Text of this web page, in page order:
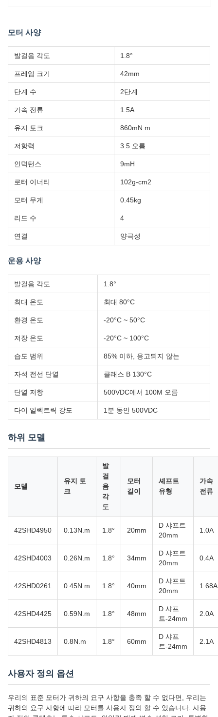
모터 사양
발걸음 각도 1.8°
프레임 크기 42mm
단계 수 2단계
가속 전류 1.5A
유지 토크 860mN.m
저항력 3.5 오름
인덕턴스 9mH
로터 이너티 102g-cm2
모터 무게 0.45kg
리드 수 4
연결 양극성
운용 사양
발걸음 각도 1.8°
최대 온도 최대 80°C
환경 온도 -20°C ~ 50°C
저장 온도 -20°C ~ 100°C
습도 범위 85% 이하, 응고되지 않는
자석 전선 단열 클래스 B 130°C
단열 저항 500VDC에서 100M 오름
다이 일렉트릭 강도 1분 동안 500VDC
하위 모델
모델
유지 토
크
발
걸
음
각
도
모터
길이
셰프트
유형
가속
전류
42SHD4950 0.13N.m 1.8° 20mm
D 샤프트
20mm
1.0A
42SHD4003 0.26N.m 1.8° 34mm
D 샤프트
20mm
0.4A
42SHD0261 0.45N.m 1.8° 40mm
D 샤프트
20mm
1.68A
42SHD4425 0.59N.m 1.8° 48mm
D 샤프
트-24mm
2.0A
42SHD4813 0.8N.m 1.8° 60mm
D 샤프
트-24mm
2.1A
사용자 정의 옵션
우리의 표준 모터가 귀하의 요구 사항을 충족 할 수 없다면, 우리는
귀하의 요구 사항에 따라 모터를 사용자 정의 할 수 있습니다. 사용